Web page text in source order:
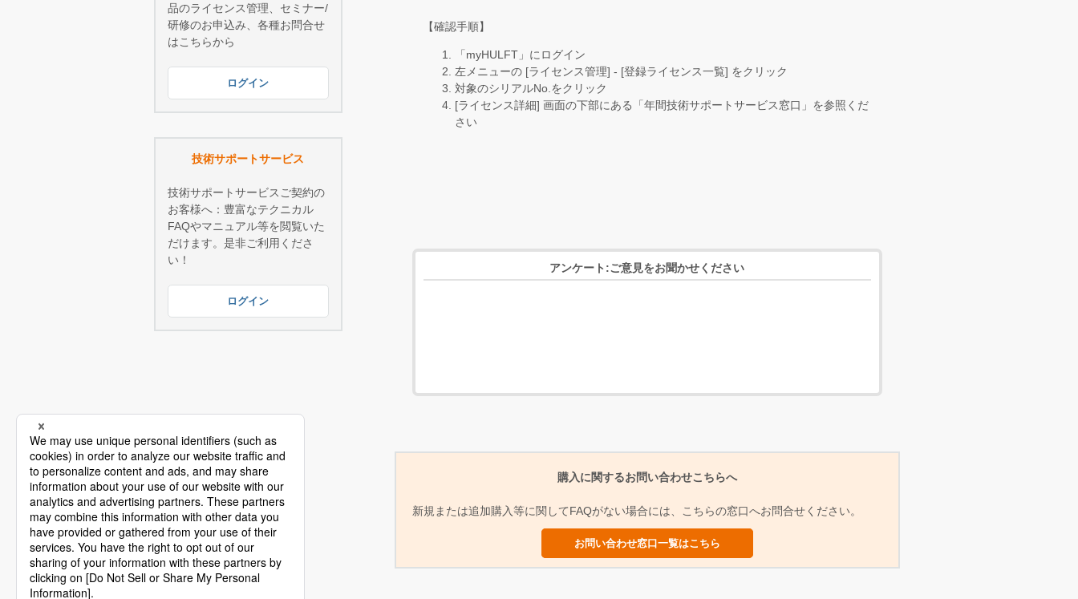
品のライセンス管理、セミナー/
研修のお申込み、各種お問合せ
はこちらから
ログイン
技術サポートサービス
技術サポートサービスご契約の
お客様へ：豊富なテクニカル
FAQやマニュアル等を閲覧いた
だけます。是非ご利用くださ
い！
ログイン
【確認手順】
「myHULFT」にログイン
左メニューの [ライセンス管理] - [登録ライセンス一覧] をクリック
対象のシリアルNo.をクリック
[ライセンス詳細] 画面の下部にある「年間技術サポートサービス窓口」を参照くだ
さい
アンケート:ご意見をお聞かせください
購入に関するお問い合わせこちらへ
新規または追加購入等に関してFAQがない場合には、こちらの窓口へお問合せください。
お問い合わせ窓口一覧はこちら